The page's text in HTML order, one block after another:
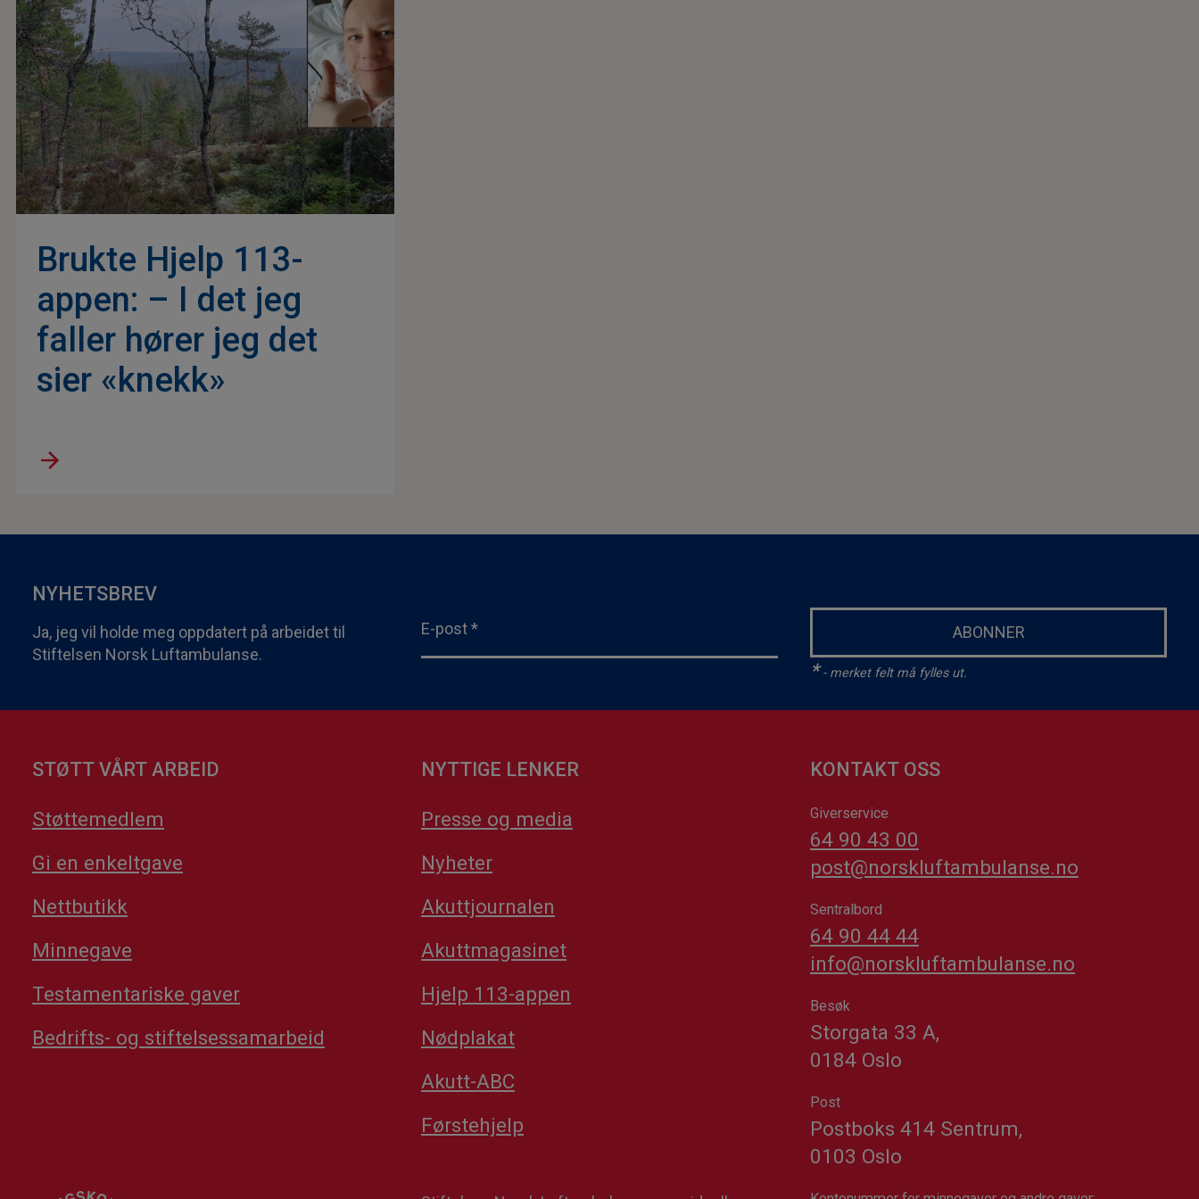
Brukte Hjelp 113-
appen: – I det jeg
faller hører jeg det
sier «knekk»
NYHETSBREV
Ja, jeg vil holde meg oppdatert på arbeidet til
Stiftelsen Norsk Luftambulanse.
E-post* ABONNER
*- merket felt må fylles ut.
STØTT VÅRT ARBEID
Støttemedlem
Gi en enkeltgave
Nettbutikk
Minnegave
Testamentariske gaver
Bedrifts- og stiftelsessamarbeid
NYTTIGE LENKER
Presse og media
Nyheter
Akuttjournalen
Akuttmagasinet
Hjelp 113-appen
Nødplakat
Akutt-ABC
Førstehjelp
KONTAKT OSS
Giverservice
64 90 43 00
post@norskluftambulanse.no
Sentralbord
64 90 44 44
info@norskluftambulanse.no
Besøk
Storgata 33 A,
0184 Oslo
Post
Postboks 414 Sentrum,
0103 Oslo